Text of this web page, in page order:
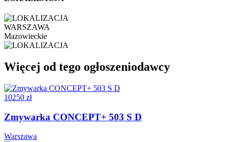
WARSZAWA
Mazowieckie
Więcej od tego ogłoszeniodawcy
10250 zł
Zmywarka CONCEPT+ 503 S D
Warszawa